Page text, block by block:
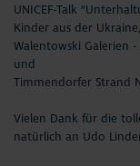
UNICEF-Talk
Kinder aus der Ukraine,
Walentowski Galerien
und
Timmendorfer Strand
Vielen Dank für die
natürlich an Udo